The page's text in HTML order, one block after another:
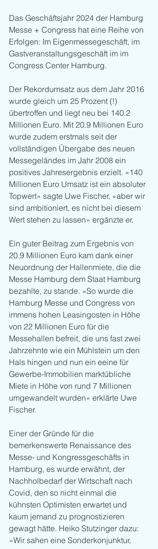
Das Geschäftsjahr 2024 der Hamburg
Messe + Congress hat eine Reihe von
Erfolgen: Im Eigenmessegeschäft, im
Gastveranstaltungsgeschäft im im
Congress Center Hamburg.
Der Rekordumsatz aus dem Jahr 2016
wurde gleich um 25 Prozent (!)
übertroffen und liegt neu bei 140.2
Millionen Euro. Mit 20.9 Millionen Euro
wurde zudem erstmals seit der
vollständigen Übergabe des neuen
Messegeländes im Jahr 2008 ein
positives Jahresergebnis erzielt. «140
Millionen Euro Umsatz ist ein absoluter
Topwert» sagte Uwe Fischer, «aber wir
sind ambitioniert, es nicht bei diesem
Wert stehen zu lassen» ergänzte er.
Ein guter Beitrag zum Ergebnis von
20.9 Millionen Euro kam dank einer
Neuordnung der Hallenmiete, die die
Messe Hamburg dem Staat Hamburg
bezahlte, zu stande. «So wurde die
Hamburg Messe und Congress von
immens hohen Leasingosten in Höhe
von 22 Millionen Euro für die
Messehallen befreit, die uns fast zwei
Jahrzehnte wie ein Mühlstein um den
Hals hingen und nun ein eeine für
Gewerbe-Immobilien marktübliche
Miete in Höhe von rund 7 Millionen
umgewandelt wurden» erklärte Uwe
Fischer.
Einer der Gründe für die
bemerkenswerte Renaissance des
Messe- und Kongressgeschäfts in
Hamburg, es wurde erwähnt, der
Nachholbedarf der Wirtschaft nach
Covid, den so nicht einmal die
kühnsten Optimisten erwartet und
kaum jemand zu prognostizieren
gewagt hätte. Heiko Stutzinger dazu:
«Wir sahen eine Sonderkonjunktur,